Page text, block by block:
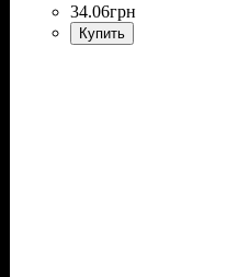
34.06грн
Купить